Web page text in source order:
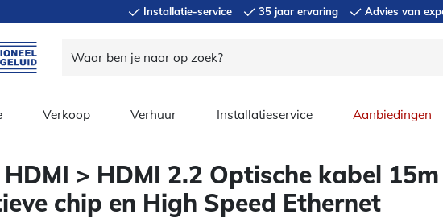
Installatie-service 35 jaar ervaring Advies van
Verkoop Verhuur Installatieservice Aanbiedingen
> HDMI 2.2 Optische kabel
chip en High Speed Ethernet